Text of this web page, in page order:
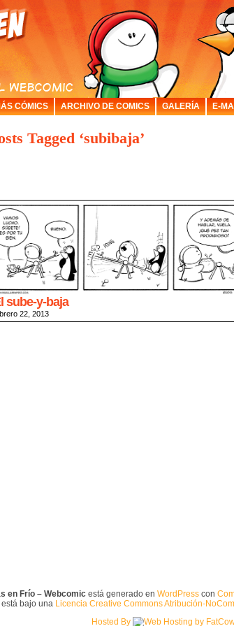
CÓMICS ARCHIVO DE COMICS GALERÍA E-
Tagged ‘subibaja’
sube-y-baja
22, 2013
en Frío – Webcomicestá generado en WordPresscon
está bajo una Licencia Creative Commons Atribución-
Hosted By